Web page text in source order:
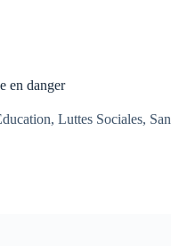
en danger
, Luttes Sociales,